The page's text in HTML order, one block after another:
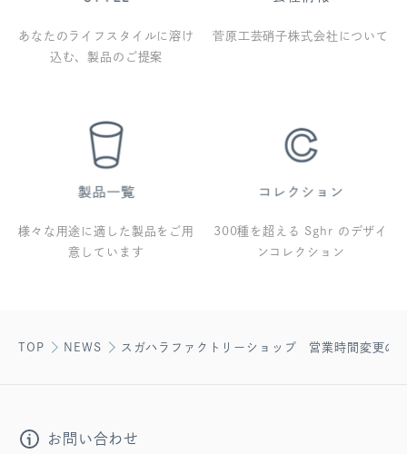
あなたのライフスタイルに溶け
込む、製品のご提案
菅原工芸硝子株式会社について
様々な用途に適した製品をご用
意しています
300種を超える Sghr のデザイ
ンコレクション
TOP NEWS スガハラファクトリーショップ 営業時間変更の
お問い合わせ